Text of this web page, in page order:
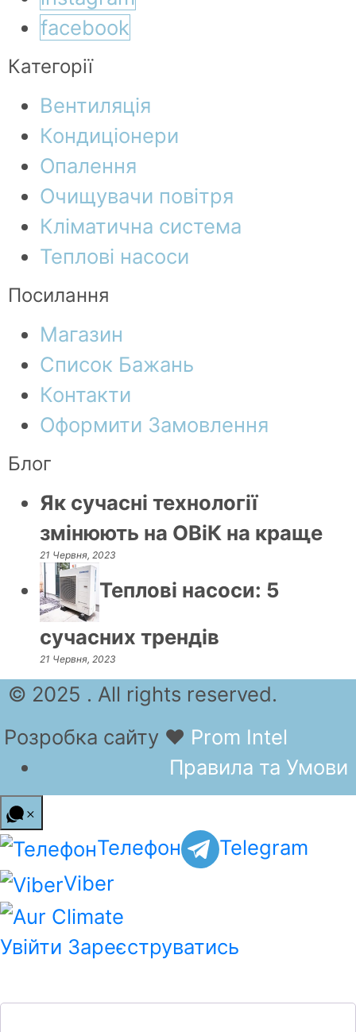
facebook
Категорії
Вентиляція
Кондиціонери
Опалення
Очищувачи повітря
Кліматична система
Теплові насоси
Посилання
Магазин
Список Бажань
Контакти
Оформити Замовлення
Блог
Як сучасні технології
змінюють на ОВіК на краще
21 Червня, 2023
Теплові насоси: 5
сучасних трендів
21 Червня, 2023
© 2025 . All rights reserved.
Розробка сайту ❤ Prom Intel
Правила та Умови
Телефон
Telegram
Viber
Увійти Зареєструватись